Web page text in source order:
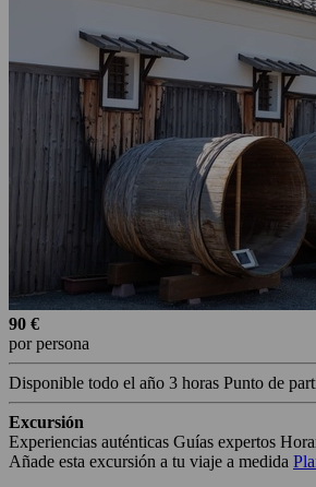
90 €
por persona
Disponible todo el año 3 horas Punto de
Excursión
Experiencias auténticas Guías expertos
Añade esta excursión a tu viaje a medida